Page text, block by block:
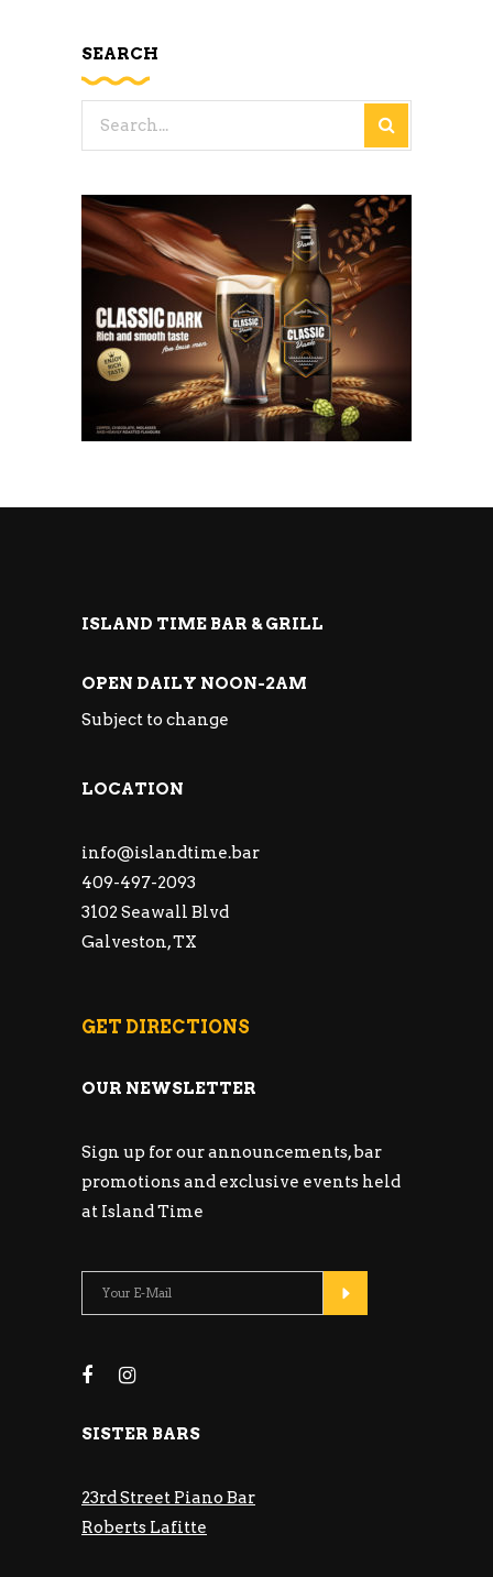
SEARCH
ISLAND TIME BAR & GRILL
OPEN DAILY NOON-2AM
Subject to change
LOCATION
info@islandtime.bar
409-497-2093
3102 Seawall Blvd
Galveston, TX
GET DIRECTIONS
OUR NEWSLETTER
Sign up for our announcements, bar
promotions and exclusive events held
at Island Time
SISTER BARS
23rd Street Piano Bar
Roberts Lafitte